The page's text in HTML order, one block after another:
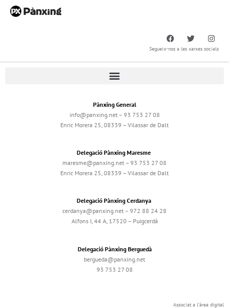
Segueix-nos a les xarxes socials
Pànxing General
info@panxing.net – 93 753 27 08
Enric Morera 25, 08339 – Vilassar de Dalt
Delegació Pànxing Maresme
maresme@panxing.net – 93 753 27 08
Enric Morera 25, 08339 – Vilassar de Dalt
Delegació Pànxing Cerdanya
cerdanya@panxing.net – 972 88 24 28
Alfons I, 44 A, 17520 – Puigcerdà
Delegació Pànxing Berguedà
bergueda@panxing.net
93 753 27 08
Associat a l'àrea digital